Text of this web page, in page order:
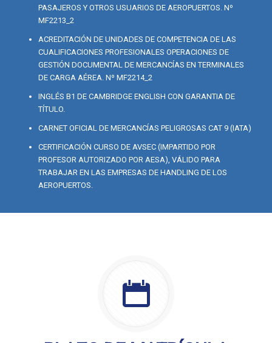
PASAJEROS Y OTROS USUARIOS DE AEROPUERTOS. Nº
MF2213_2
ACREDITACIÓN DE UNIDADES DE COMPETENCIA DE LAS
CUALIFICACIONES PROFESIONALES OPERACIONES DE
GESTIÓN DOCUMENTAL DE MERCANCÍAS EN TERMINALES
DE CARGA AÉREA. Nº MF2214_2
INGLÉS B1 DE CAMBRIDGE ENGLISH CON GARANTIA DE
TÍTULO.
CARNET OFICIAL DE MERCANCÍAS PELIGROSAS CAT 9 (IATA)
CERTIFICACIÓN CURSO DE AVSEC (IMPARTIDO POR
PROFESOR AUTORIZADO POR AESA), VÁLIDO PARA
TRABAJAR EN LAS EMPRESAS DE HANDLING DE LOS
AEROPUERTOS.